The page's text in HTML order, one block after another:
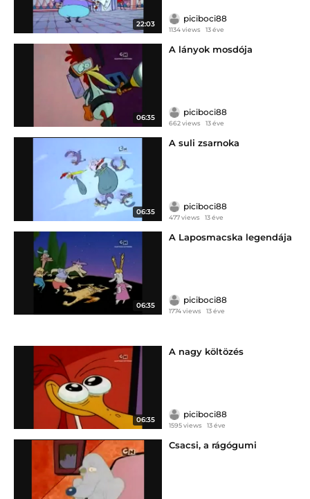
22:03
piciboci88
1134 views 13 éve
06:35
A lányok mosdója
piciboci88
662 views 13 éve
06:35
A suli zsarnoka
piciboci88
477 views 13 éve
06:35
A Laposmacska legendája
piciboci88
1774 views 13 éve
06:35
A nagy költözés
piciboci88
1595 views 13 éve
Csacsi, a rágógumi